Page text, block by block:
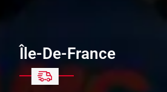
Île-De-France